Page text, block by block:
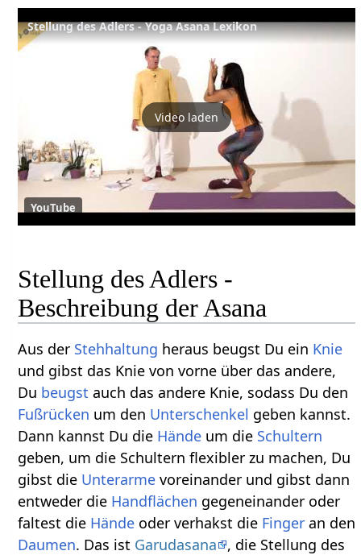
Stellung des Adlers - Yoga Asana Lexikon
Video laden
YouTube
Stellung des Adlers -
Beschreibung der Asana
Aus der Stehhaltung heraus beugst Du ein Knie
und gibst das Knie von vorne über das andere,
Du beugst auch das andere Knie, sodass Du den
Fußrücken um den Unterschenkel geben kannst.
Dann kannst Du die Hände um die Schultern
geben, um die Schultern flexibler zu machen, Du
gibst die Unterarme voreinander und gibst dann
entweder die Handflächen gegeneinander oder
faltest die Hände oder verhakst die Finger an den
Daumen. Das ist Garudasana
, die Stellung des